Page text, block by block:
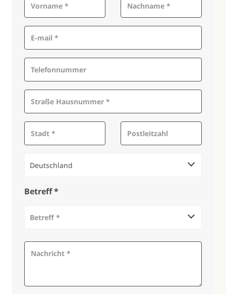
Deutschland
Betreff *
Betreff *